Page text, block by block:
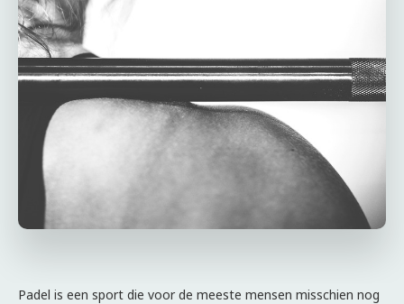
Padel is een sport die voor de meeste mensen misschien nog